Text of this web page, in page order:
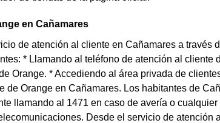
en Cañamares
de atención al cliente en Cañamares a través
* Llamando al teléfono de atención al cliente
Orange. * Accediendo al área privada de
de Orange en Cañamares. Los habitantes de
llamando al 1471 en caso de avería o
Desde el servicio de atención